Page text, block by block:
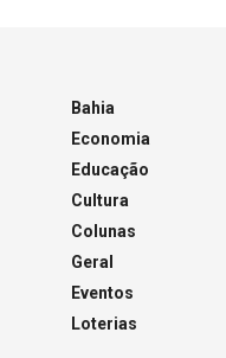
Bahia
Economia
Educação
Cultura
Colunas
Geral
Eventos
Loterias